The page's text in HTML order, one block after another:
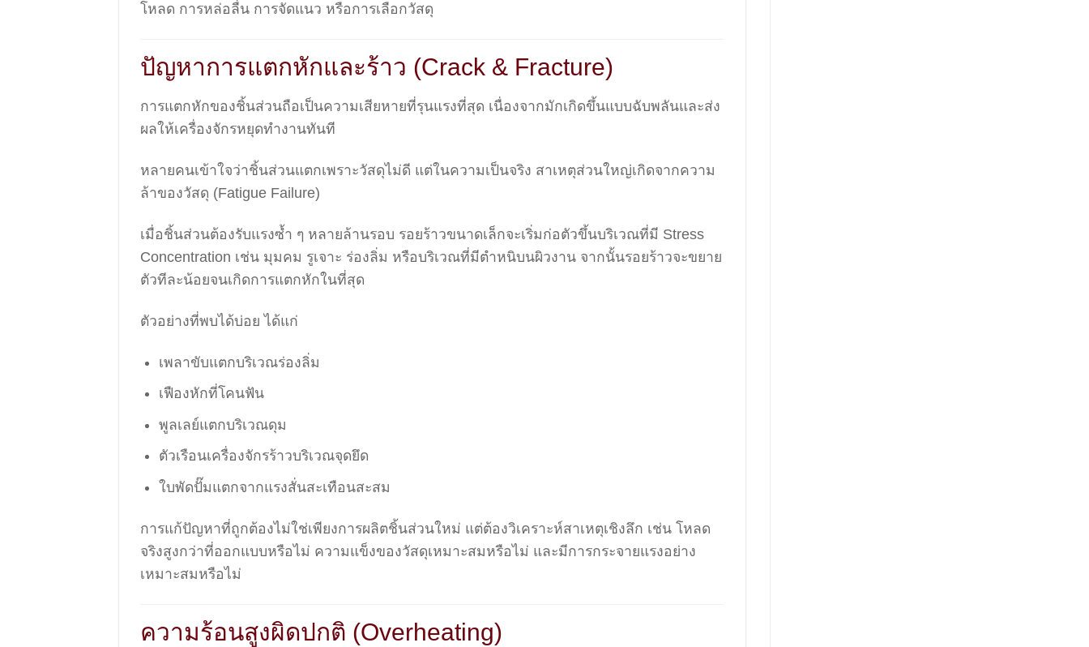
โหลด การหล่อลื่น การจัดแนว หรือการเลือกวัสดุ
ปัญหาการแตกหักและร้าว (Crack & Fracture)
การแตกหักของชิ้นส่วนถือเป็นความเสียหายที่รุนแรงที่สุด เนื่องจากมักเกิดขึ้นแบบฉับพลันและส่ง
ผลให้เครื่องจักรหยุดทำงานทันที
หลายคนเข้าใจว่าชิ้นส่วนแตกเพราะวัสดุไม่ดี แต่ในความเป็นจริง สาเหตุส่วนใหญ่เกิดจากความ
ล้าของวัสดุ (Fatigue Failure)
เมื่อชิ้นส่วนต้องรับแรงซ้ำ ๆ หลายล้านรอบ รอยร้าวขนาดเล็กจะเริ่มก่อตัวขึ้นบริเวณที่มี Stress
Concentration เช่น มุมคม รูเจาะ ร่องลิ่ม หรือบริเวณที่มีตำหนิบนผิวงาน จากนั้นรอยร้าวจะขยาย
ตัวทีละน้อยจนเกิดการแตกหักในที่สุด
ตัวอย่างที่พบได้บ่อย ได้แก่
เพลาขับแตกบริเวณร่องลิ่ม
เฟืองหักที่โคนฟัน
พูลเลย์แตกบริเวณดุม
ตัวเรือนเครื่องจักรร้าวบริเวณจุดยึด
ใบพัดปั๊มแตกจากแรงสั่นสะเทือนสะสม
การแก้ปัญหาที่ถูกต้องไม่ใช่เพียงการผลิตชิ้นส่วนใหม่ แต่ต้องวิเคราะห์สาเหตุเชิงลึก เช่น โหลด
จริงสูงกว่าที่ออกแบบหรือไม่ ความแข็งของวัสดุเหมาะสมหรือไม่ และมีการกระจายแรงอย่าง
เหมาะสมหรือไม่
ความร้อนสูงผิดปกติ (Overheating)